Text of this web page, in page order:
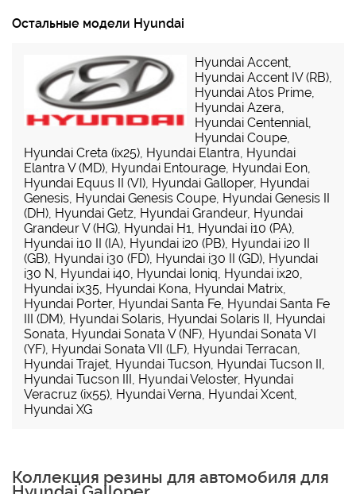
Остальные модели Hyundai
Hyundai Accent,
Hyundai Accent IV (RB),
Hyundai Atos Prime,
Hyundai Azera,
Hyundai Centennial,
Hyundai Coupe,
Hyundai Creta (ix25), Hyundai Elantra, Hyundai
Elantra V (MD), Hyundai Entourage, Hyundai Eon,
Hyundai Equus II (VI), Hyundai Galloper, Hyundai
Genesis, Hyundai Genesis Coupe, Hyundai Genesis II
(DH), Hyundai Getz, Hyundai Grandeur, Hyundai
Grandeur V (HG), Hyundai H1, Hyundai i10 (PA),
Hyundai i10 II (IA), Hyundai i20 (PB), Hyundai i20 II
(GB), Hyundai i30 (FD), Hyundai i30 II (GD), Hyundai
i30 N, Hyundai i40, Hyundai Ioniq, Hyundai ix20,
Hyundai ix35, Hyundai Kona, Hyundai Matrix,
Hyundai Porter, Hyundai Santa Fe, Hyundai Santa Fe
III (DM), Hyundai Solaris, Hyundai Solaris II, Hyundai
Sonata, Hyundai Sonata V (NF), Hyundai Sonata VI
(YF), Hyundai Sonata VII (LF), Hyundai Terracan,
Hyundai Trajet, Hyundai Tucson, Hyundai Tucson II,
Hyundai Tucson III, Hyundai Veloster, Hyundai
Veracruz (ix55), Hyundai Verna, Hyundai Xcent,
Hyundai XG
Коллекция резины для автомобиля для